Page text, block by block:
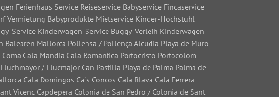
Ferienhaus Service Reiseservice Babyservice Fincaservice
Vermietung Babyprodukte Mietservice Kinder-Hochstuhl
Service Kinderwagen-Service Buggy-Verleih Kinderwagen-
Balearen Mallorca Pollensa / Pollença Alcudia Playa de Muro
Cala Mandia Cala Romantica Portocristo Portocolom
/ Llucmajor Can Pastilla Playa de Palma Palma de
Cala Domingos Ca´s Concos Cala Blava Cala Ferrera
Vicenc Capdepera Colonia de San Pedro / Colonia de Sant